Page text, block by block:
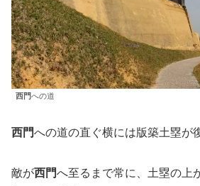
西門への道
西門への道の直ぐ横には版築土塁が
敵が西門へ至るまで常に、土塁の上